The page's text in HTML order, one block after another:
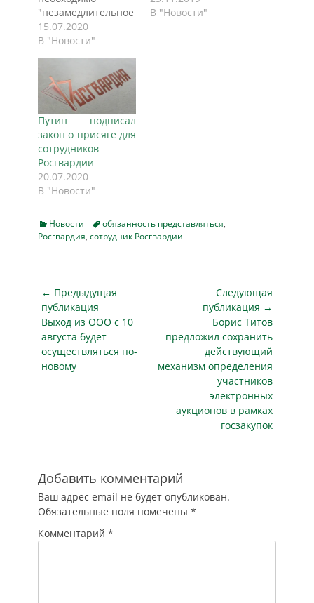
"незамедлительное
пресечение
преступления или
административного
правонарушения
либо
преследование
совершивших их
лиц", пишет ТАСС.
Сотрудники
Росгвардии не
будут обязаны
представляться
гражданам в случае
незамедлительного
пресечения
преследования
нарушителя.
Соответствующую
поправку
профильный
комитет Госдумы по
15.07.2020
В "Новости"
В "Новости"
Путин подписал
закон о присяге для
сотрудников
Росгвардии
20.07.2020
В "Новости"
Categories
Новости Tagsобязанность представляться,
Росгвардия, сотрудник Росгвардии
Навигация
по
записям
← Предыдущая
публикация
Предыдущая
публикация
Выход из ООО с 10
августа будет
осуществляться по-
новому​​​​​​​
Следующая
публикация →
публикация
Борис Титов
предложил сохранить
действующий
механизм определения
участников
электронных
аукционов в рамках
госзакупок
Добавить комментарий
Ваш адрес email не будет опубликован.
Обязательные поля помечены *
Комментарий *